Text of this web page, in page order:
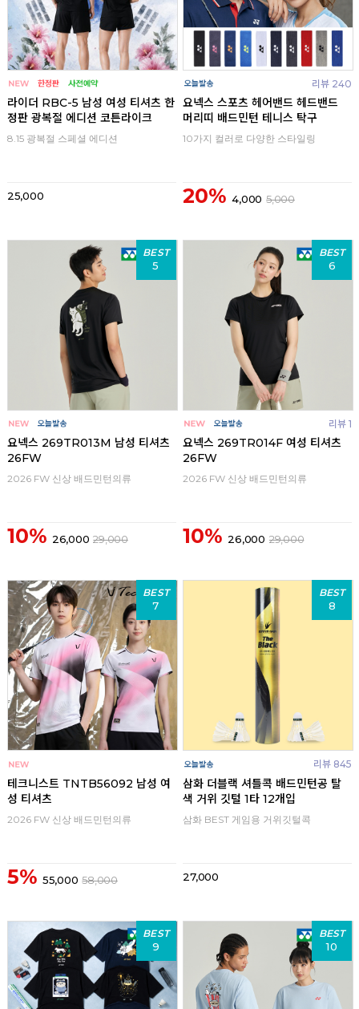
라이더 RBC-5 남성 여성 티셔츠 한
정판 광복절 에디션 코튼라이크
8.15 광복절 스페셜 에디션
25,000
리뷰 240
요넥스 스포츠 헤어밴드 헤드밴드
머리띠 배드민턴 테니스 탁구
10가지 컬러로 다양한 스타일링
20% 4,000 5,000
BEST
5
요넥스 269TR013M 남성 티셔츠
26FW
2026 FW 신상 배드민턴의류
10% 26,000 29,000
BEST
6
리뷰 1
요넥스 269TR014F 여성 티셔츠
26FW
2026 FW 신상 배드민턴의류
10% 26,000 29,000
BEST
7
테크니스트 TNTB56092 남성 여
성 티셔츠
2026 FW 신상 배드민턴의류
5% 55,000 58,000
BEST
8
리뷰 845
삼화 더블랙 셔틀콕 배드민턴공 탈
색 거위 깃털 1타 12개입
삼화 BEST 게임용 거위깃털콕
27,000
BEST
9
BEST
10